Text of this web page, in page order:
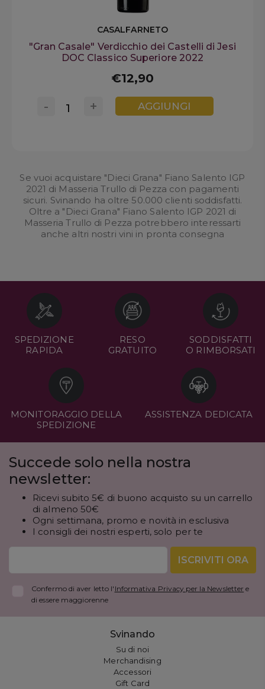
CASALFARNETO
"Gran Casale" Verdicchio dei Castelli di Jesi
DOC Classico Superiore 2022
€12,90
+
- AGGIUNGI
Se vuoi acquistare "Dieci Grana" Fiano Salento IGP
2021 di Masseria Trullo di Pezza con pagamenti
sicuri. Svinando ha oltre 50.000 clienti soddisfatti.
Oltre a "Dieci Grana" Fiano Salento IGP 2021 di
Masseria Trullo di Pezza potrebbero interessarti
anche altri nostri vini in pronta consegna
SPEDIZIONE
RAPIDA
RESO
GRATUITO
SODDISFATTI
O RIMBORSATI
MONITORAGGIO DELLA
SPEDIZIONE
ASSISTENZA DEDICATA
Succede solo nella nostra
newsletter:
Ricevi subito 5€ di buono acquisto su un carrello
di almeno 50€
Ogni settimana, promo e novità in esclusiva
I consigli dei nostri esperti, solo per te
ISCRIVITI ORA
Confermo di aver letto l' Informativa Privacy per la Newsletter e
di essere maggiorenne
Svinando
Su di noi
Merchandising
Accessori
Gift Card